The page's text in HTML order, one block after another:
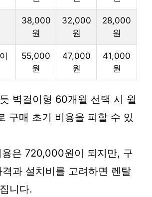
38,000
원
32,000
원
28,000
원
55,000
원
47,000
원
41,000
원
벽걸이형 60개월 선택 시 월
구매 초기 비용을 피할 수 있
은 720,000원이 되지만, 구
과 설치비를 고려하면 렌탈
니다.